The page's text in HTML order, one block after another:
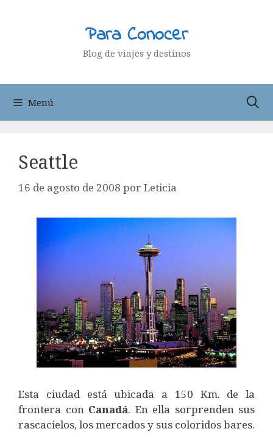
Para Conocer
Blog de viajes y destinos
Menú
Seattle
16 de agosto de 2008 por Leticia
Esta ciudad está ubicada a 150 Km. de la
frontera con Canadá. En ella sorprenden sus
rascacielos, los mercados y sus coloridos bares.